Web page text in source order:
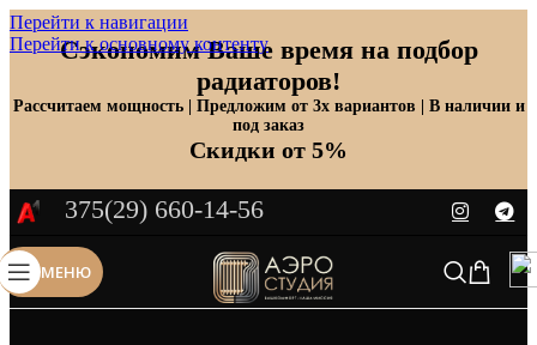
Перейти к навигации
Перейти к основному контенту
Сэкономим Ваше время на подбор
радиаторов!
Рассчитаем мощность | Предложим от 3х вариантов | В наличии и
под заказ
Скидки от 5%
375(29) 660-14-56
МЕНЮ